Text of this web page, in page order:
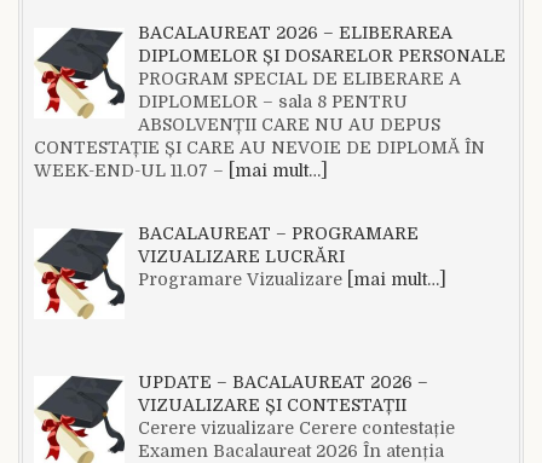
BACALAUREAT 2026 – ELIBERAREA
DIPLOMELOR ȘI DOSARELOR PERSONALE
PROGRAM SPECIAL DE ELIBERARE A
DIPLOMELOR – sala 8 PENTRU
ABSOLVENȚII CARE NU AU DEPUS
CONTESTAȚIE ȘI CARE AU NEVOIE DE DIPLOMĂ ÎN
WEEK-END-UL 11.07 –
[mai mult…]
BACALAUREAT – PROGRAMARE
VIZUALIZARE LUCRĂRI
Programare Vizualizare[mai mult…]
UPDATE – BACALAUREAT 2026 –
VIZUALIZARE ȘI CONTESTAȚII
Cerere vizualizare Cerere contestație
Examen Bacalaureat 2026 În atenția